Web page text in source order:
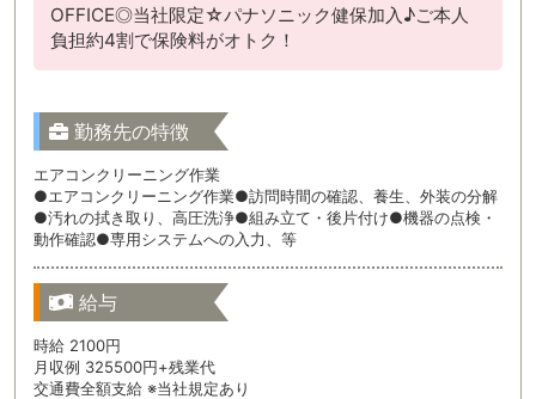
OFFICE◎当社限定☆パナソニック健保加入♪ご本人
負担約4割で保険料がオトク！
勤務先の特徴
エアコンクリーニング作業
●エアコンクリーニング作業●訪問時間の確認、養生、外装の分解
●汚れの拭き取り、高圧洗浄●組み立て・後片付け●機器の点検・
動作確認●専用システムへの入力、等
給与
時給 2100円
月収例 325500円+残業代
交通費全額支給 ※当社規定あり